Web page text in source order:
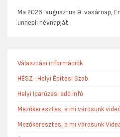
Ma 2026. augusztus 9. vasárnap,
ünnepli névnapját.
Választási információk
HÉSZ -Helyi Építési Szab.
Helyi Iparűzési adó infó
Mezőkeresztes, a mi városunk
Mezőkeresztes, a mi városunk